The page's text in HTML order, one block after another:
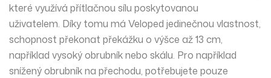
které využívá přítlačnou sílu poskytovanou
uživatelem. Díky tomu má Veloped jedinečnou vlastnost,
schopnost překonat překážku o výšce až 13 cm,
například vysoký obrubník nebo skálu. Pro například
snížený obrubník na přechodu, potřebujete pouze